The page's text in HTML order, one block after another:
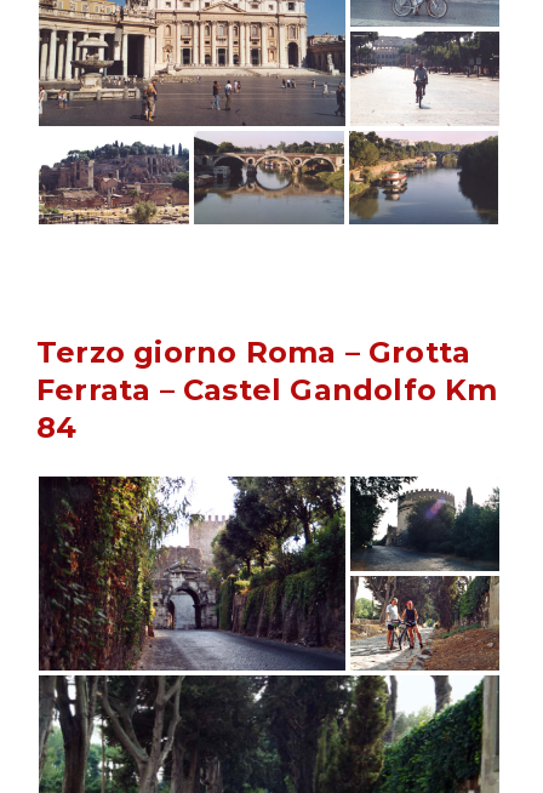
Terzo giorno Roma – Grotta
Ferrata – Castel Gandolfo Km
84